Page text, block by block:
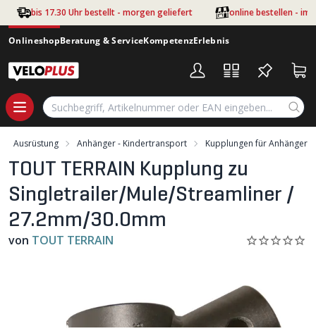
Zum Hauptinhalt springen
bis 17.30 Uhr bestellt - morgen geliefert online bestellen - im
OnlineshopBeratung & ServiceKompetenzErlebnis
Ausrüstung Anhänger - Kindertransport Kupplungen für Anhänger
TOUT TERRAIN Kupplung zu
Singletrailer/Mule/Streamliner /
27.2mm/30.0mm
von TOUT TERRAIN